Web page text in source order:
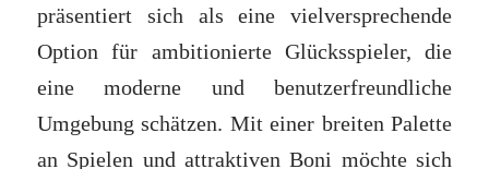
präsentiert sich als eine vielversprechende
Option für ambitionierte Glücksspieler, die
eine moderne und benutzerfreundliche
Umgebung schätzen. Mit einer breiten Palette
an Spielen und attraktiven Boni möchte sich